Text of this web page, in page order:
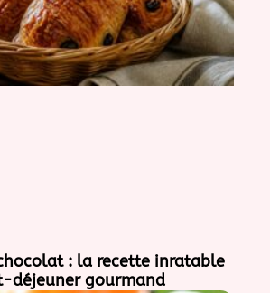
: la recette inratable
déjeuner gourmand